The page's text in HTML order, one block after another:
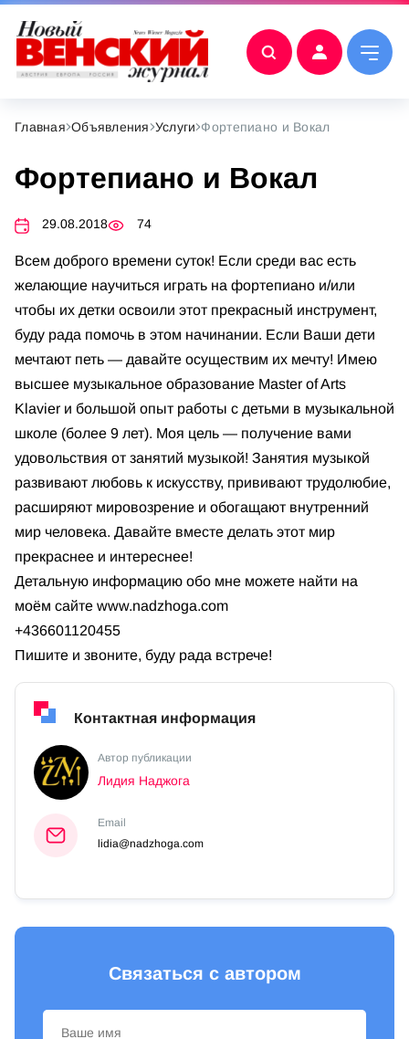
Главная Объявления Услуги Фортепиано и Вокал
Фортепиано и Вокал
29.08.2018 74
Всем доброго времени суток! Если среди вас есть
желающие научиться играть на фортепиано и/или
чтобы их детки освоили этот прекрасный инструмент,
буду рада помочь в этом начинании. Если Ваши дети
мечтают петь — давайте осуществим их мечту! Имею
высшее музыкальное образование Master of Arts
Klavier и большой опыт работы с детьми в музыкальной
школе (более 9 лет). Моя цель — получение вами
удовольствия от занятий музыкой! Занятия музыкой
развивают любовь к искусству, прививают трудолюбие,
расширяют мировозрение и обогащают внутренний
мир человека. Давайте вместе делать этот мир
прекраснее и интереснее!
Детальную информацию обо мне можете найти на
моём сайте www.nadzhoga.com
+436601120455
Пишите и звоните, буду рада встрече!
Контактная информация
Автор публикации
Лидия Наджога
Email
lidia@nadzhoga.com
Связаться с автором